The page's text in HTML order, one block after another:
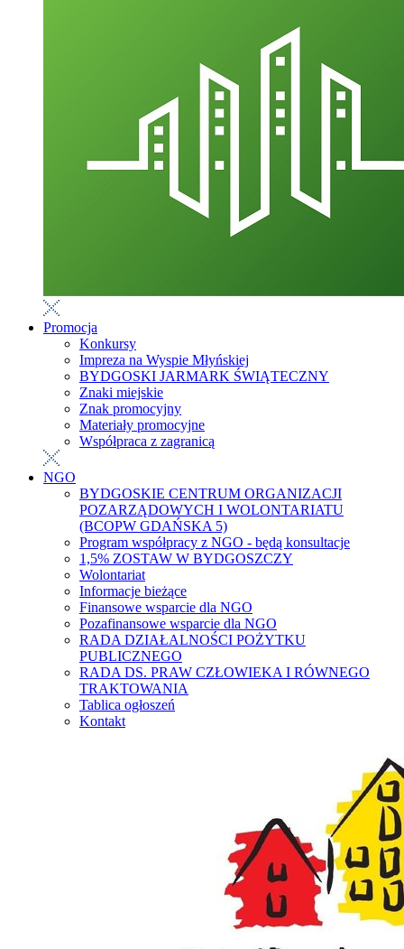
Promocja
Konkursy
Impreza na Wyspie Młyńskiej
BYDGOSKI JARMARK ŚWIĄTECZNY
Znaki miejskie
Znak promocyjny
Materiały promocyjne
Współpraca z zagranicą
NGO
BYDGOSKIE CENTRUM ORGANIZACJI
POZARZĄDOWYCH I WOLONTARIATU
(BCOPW GDAŃSKA 5)
Program współpracy z NGO - będą konsultacje
1,5% ZOSTAW W BYDGOSZCZY
Wolontariat
Informacje bieżące
Finansowe wsparcie dla NGO
Pozafinansowe wsparcie dla NGO
RADA DZIAŁALNOŚCI POŻYTKU
PUBLICZNEGO
RADA DS. PRAW CZŁOWIEKA I RÓWNEGO
TRAKTOWANIA
Tablica ogłoszeń
Kontakt